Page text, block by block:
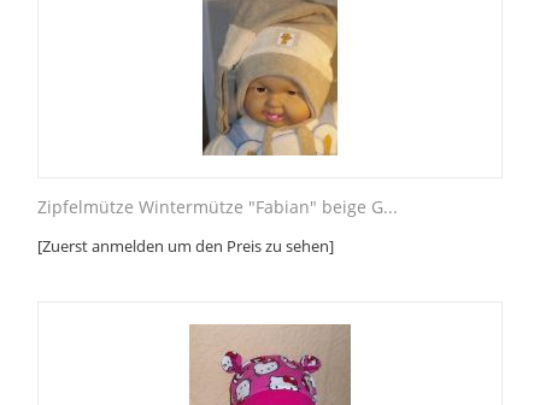
Zipfelmütze Wintermütze "Fabian" beige G...
[Zuerst anmelden um den Preis zu sehen]